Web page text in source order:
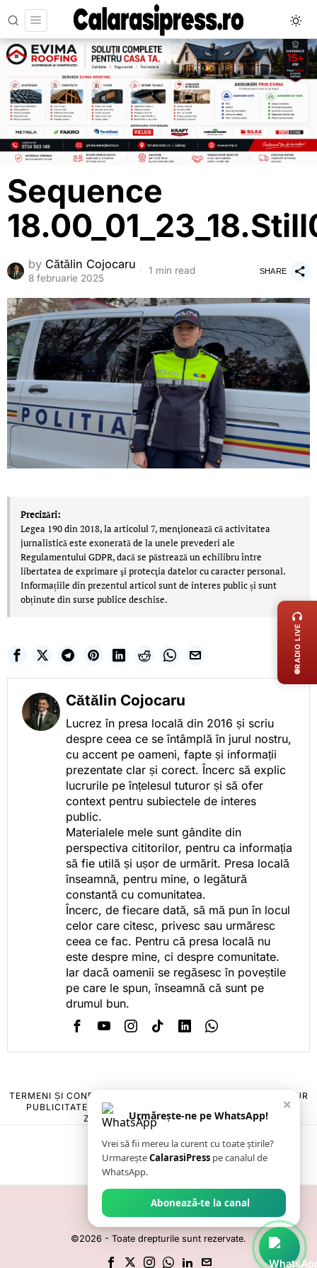
Sequence
by Cătălin Cojocaru
8 februarie 2025
1 min read SHARE
Precizări:
Legea 190 din 2018, la articolul 7, menţionează că activitatea
jurnalistică este exonerată de la unele prevederi ale
Regulamentului GDPR, dacă se păstrează un echilibru între
libertatea de exprimare şi protecţia datelor cu caracter personal.
Informațiile din prezentul articol sunt de interes public și sunt
obținute din surse publice deschise.
Cătălin Cojocaru
Lucrez în presa locală din 2016 și scriu
despre ceea ce se întâmplă în jurul nostru,
cu accent pe oameni, fapte și informații
prezentate clar și corect. Încerc să explic
lucrurile pe înțelesul tuturor și să ofer
context pentru subiectele de interes
public.
Materialele mele sunt gândite din
perspectiva cititorilor, pentru ca informația
să fie utilă și ușor de urmărit. Presa locală
înseamnă, pentru mine, o legătură
constantă cu comunitatea.
Încerc, de fiecare dată, să mă pun în locul
celor care citesc, privesc sau urmăresc
ceea ce fac. Pentru că presa locală nu
este despre mine, ci despre comunitate.
Iar dacă oamenii se regăsesc în poveștile
pe care le spun, înseamnă că sunt pe
drumul bun.
TERMENI ȘI CONDIȚII
POLITICA DE ANULARE & RETUR
PUBLICITATE ONLINE & TIPĂRITĂ
CONTACT
ZIARUL ANUNȚUL CĂLĂRĂȘEAN
©2026 - Toate drepturile sunt rezervate.
×
Urmărește-ne pe WhatsApp!
Vrei să fii mereu la curent cu toate știrile?
UrmareșteCalarasiPress pe canalul de
WhatsApp.
Abonează-te la canal
RADIO LIVE